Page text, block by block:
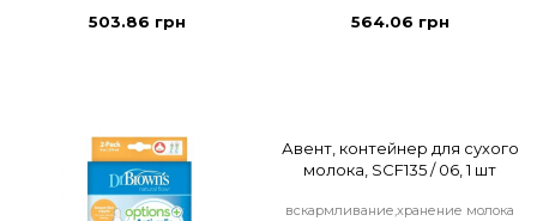
503.86 грн 564.06 грн
Авент, контейнер для сухого
молока, SCF135 / 06, 1 шт
вскармливание,хранение молока